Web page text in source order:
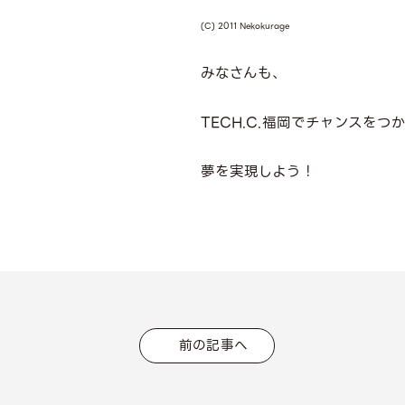
(C) 2011 Nekokurage
みなさんも、
TECH.C.福岡でチャンスをつ
夢を実現しよう！
前の記事へ